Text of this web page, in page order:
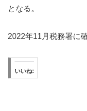
となる。
2022年11月税務署に
いいね: